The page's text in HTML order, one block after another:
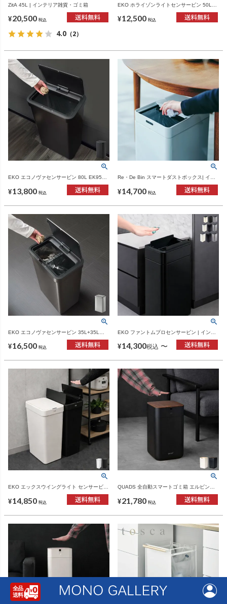
ZitA 45L | インテリア雑貨・ゴミ箱
¥20,500 税込
4.0 （2）
EKO ホライゾンライトセンサービン 50L
¥12,500 税込
EKO エコノヴァセンサービン 80L EK9578
¥13,800 税込
Re・De Bin スマートダストボックス| イン
¥14,700 税込
EKO エコノヴァセンサービン 35L+35L
¥16,500 税込
EKO ファントムプロセンサービン | インテ
¥14,300税込 〜
EKO エックスウイングライト センサービン
50L | インテリア雑貨・ゴミ箱
¥14,850 税込
QUADS 全自動スマートゴミ箱 エルビン
15L | インテリア雑貨・ゴミ箱
¥21,780 税込